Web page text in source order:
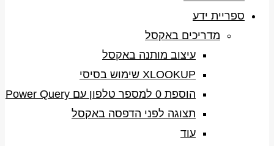
ספריית ידע
מדריכים באקסל
עיצוב מותנה באקסל
XLOOKUP שימוש בסיסי
הוספת 0 למספר טלפון עם Power Query
תצוגה לפני הדפסה באקסל
עוד